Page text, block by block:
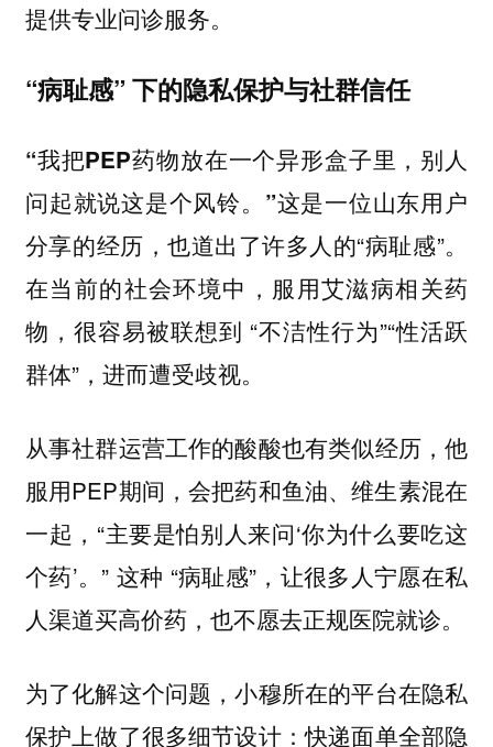
提供专业问诊服务。
“病耻感” 下的隐私保护与社群信任
“我把PEP药物放在一个异形盒子里，别人
问起就说这是个风铃。”这是一位山东用户
分享的经历，也道出了许多人的“病耻感”。
在当前的社会环境中，服用艾滋病相关药
物，很容易被联想到 “不洁性行为”“性活跃
群体”，进而遭受歧视。
从事社群运营工作的酸酸也有类似经历，他
服用PEP期间，会把药和鱼油、维生素混在
一起，“主要是怕别人来问‘你为什么要吃这
个药’。” 这种 “病耻感”，让很多人宁愿在私
人渠道买高价药，也不愿去正规医院就诊。
为了化解这个问题，小穆所在的平台在隐私
保护上做了很多细节设计：快递面单全部隐